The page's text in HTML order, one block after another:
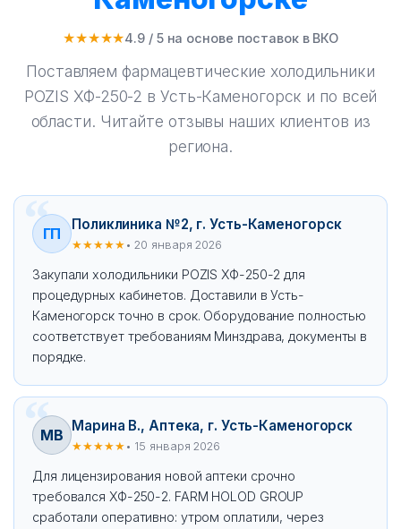
★★★★★4.9 / 5 на основе поставок в ВКО
Поставляем фармацевтические холодильники
POZIS ХФ-250-2 в Усть-Каменогорск и по всей
области. Читайте отзывы наших клиентов из
региона.
ГП
Поликлиника №2, г. Усть-Каменогорск
★★★★★ • 20 января 2026
Закупали холодильники POZIS ХФ-250-2 для
процедурных кабинетов. Доставили в Усть-
Каменогорск точно в срок. Оборудование полностью
соответствует требованиям Минздрава, документы в
порядке.
МВ
Марина В., Аптека, г. Усть-Каменогорск
★★★★★ • 15 января 2026
Для лицензирования новой аптеки срочно
требовался ХФ-250-2. FARM HOLOD GROUP
сработали оперативно: утром оплатили, через